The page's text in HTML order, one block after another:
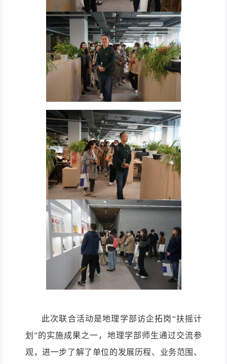
此次联合活动是地理学部访企拓岗“扶摇计
划”的实施成果之一， 地理学部师生通过交流参
观，进一步了解了单位的发展历程、业务范围、